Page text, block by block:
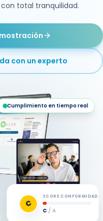
total tranquilidad.
con un experto
Cumplimiento en tiempo real
A SCORE CONFORMIDAD
E/ A